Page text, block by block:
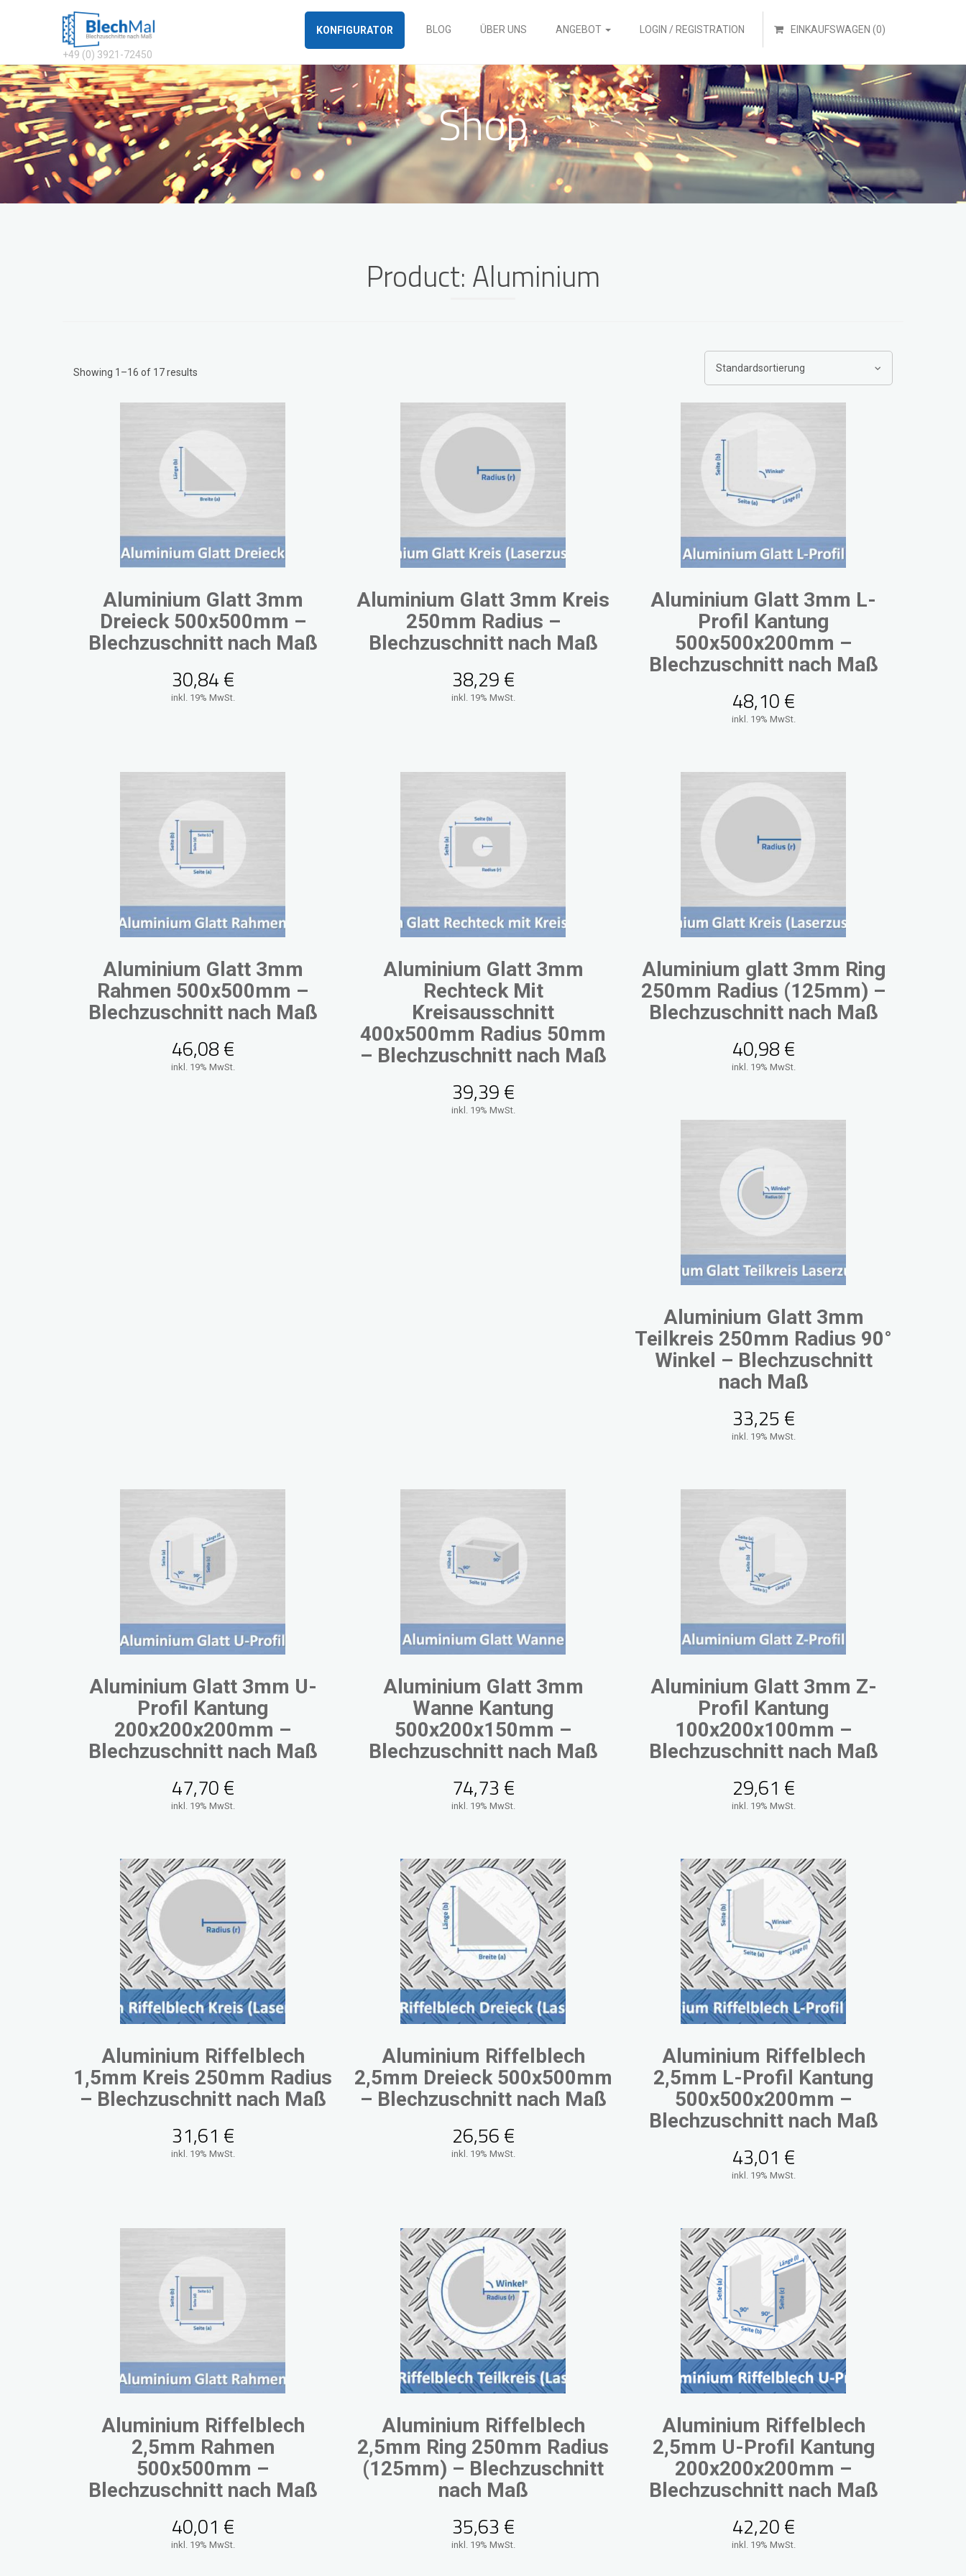
+49 (0) 3921-72450
KONFIGURATOR BLOG ÜBER UNS ANGEBOT
Edelstahlblech 3mm
L Profil Edelstahl
Edelstahl Winkel ungleichschenklig
Z-Profil Edelstahl
LOGIN / REGISTRATION EINKAUFSWAGEN (0)
Shop
Product: Aluminium
Showing 1–16 of 17 results
Aluminium Glatt 3mm
Dreieck 500x500mm –
Blechzuschnitt nach Maß
30,84€
inkl. 19% MwSt.
Aluminium Glatt 3mm Kreis
250mm Radius –
Blechzuschnitt nach Maß
38,29€
inkl. 19% MwSt.
Aluminium Glatt 3mm L-
Profil Kantung
500x500x200mm –
Blechzuschnitt nach Maß
48,10€
inkl. 19% MwSt.
Aluminium Glatt 3mm
Rahmen 500x500mm –
Blechzuschnitt nach Maß
46,08€
inkl. 19% MwSt.
Aluminium Glatt 3mm
Rechteck Mit
Kreisausschnitt
400x500mm Radius 50mm
– Blechzuschnitt nach Maß
39,39€
inkl. 19% MwSt.
Aluminium glatt 3mm Ring
250mm Radius (125mm) –
Blechzuschnitt nach Maß
40,98€
inkl. 19% MwSt.
Aluminium Glatt 3mm
Teilkreis 250mm Radius 90°
Winkel – Blechzuschnitt
nach Maß
33,25 €
inkl. 19% MwSt.
Aluminium Glatt 3mm U-
Profil Kantung
200x200x200mm –
Blechzuschnitt nach Maß
47,70€
inkl. 19% MwSt.
Aluminium Glatt 3mm
Wanne Kantung
500x200x150mm –
Blechzuschnitt nach Maß
74,73 €
inkl. 19% MwSt.
Aluminium Glatt 3mm Z-
Profil Kantung
100x200x100mm –
Blechzuschnitt nach Maß
29,61 €
inkl. 19% MwSt.
Aluminium Riffelblech
1,5mm Kreis 250mm Radius
– Blechzuschnitt nach Maß
31,61 €
inkl. 19% MwSt.
Aluminium Riffelblech
2,5mm Dreieck 500x500mm
– Blechzuschnitt nach Maß
26,56€
inkl. 19% MwSt.
Aluminium Riffelblech
2,5mm L-Profil Kantung
500x500x200mm –
Blechzuschnitt nach Maß
43,01 €
inkl. 19% MwSt.
Aluminium Riffelblech
2,5mm Rahmen
500x500mm –
Blechzuschnitt nach Maß
40,01 €
inkl. 19% MwSt.
Aluminium Riffelblech
2,5mm Ring 250mm Radius
(125mm) – Blechzuschnitt
nach Maß
35,63 €
inkl. 19% MwSt.
Aluminium Riffelblech
2,5mm U-Profil Kantung
200x200x200mm –
Blechzuschnitt nach Maß
42,20€
inkl. 19% MwSt.